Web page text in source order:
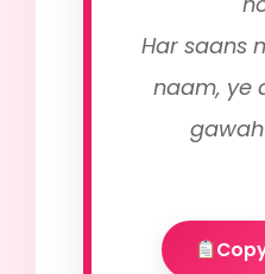
Har saans
naam, ye